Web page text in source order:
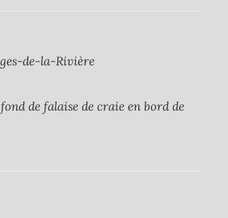
de-la-Rivière
de falaise de craie en bord de